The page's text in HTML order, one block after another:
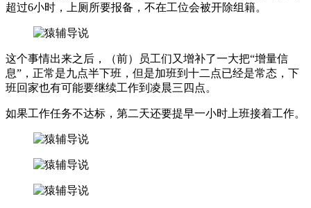
超过6小时，上厕所要报备，不在工位会被开除组籍。
这个事情出来之后，（前）员工们又增补了一大把“增量信
息”，正常是九点半下班，但是加班到十二点已经是常态，下
班回家也有可能要继续工作到凌晨三四点。
如果工作任务不达标，第二天还要提早一小时上班接着工作。